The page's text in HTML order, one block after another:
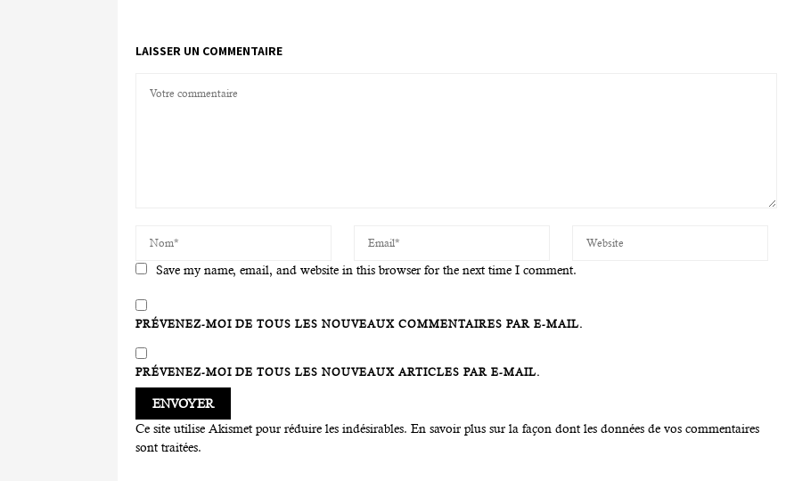
LAISSER UN COMMENTAIRE
Save my name, email, and website in this browser for the next time I comment.
PRÉVENEZ-MOI DE TOUS LES NOUVEAUX COMMENTAIRES PAR E-MAIL.
PRÉVENEZ-MOI DE TOUS LES NOUVEAUX ARTICLES PAR E-MAIL.
Ce site utilise Akismet pour réduire les indésirables. En savoir plus sur la façon dont les données de vos commentaires
sont traitées.